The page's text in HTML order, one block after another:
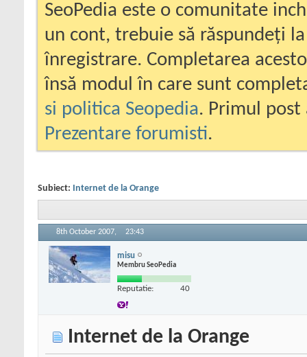
SeoPedia este o comunitate
un cont, trebuie să răspundeți
înregistrare. Completarea
însă modul în care sunt
si politica Seopedia. Primul
Prezentare forumisti.
Subiect: Internet de la Orange
8th October 2007, 23:43
misu
Membru SeoPedia
Reputatie: 40
Internet de la Orange